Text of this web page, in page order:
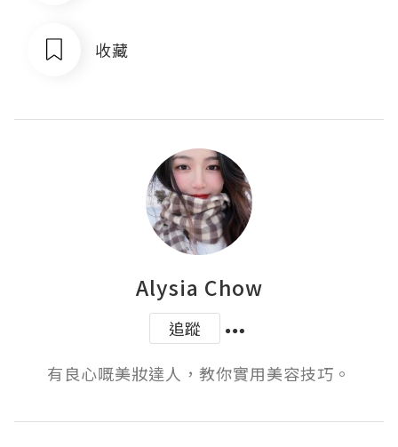
收藏
Alysia Chow
追蹤
有良心嘅美妝達人，教你實用美容技巧。